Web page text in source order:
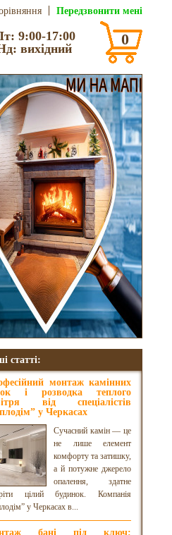
Передзвонити мені
9:00-17:00
вихідний
0
статті:
монтаж камінних
і розводка теплого
від спеціалістів
у Черкасах
Сучасний камін — це
не лише елемент
комфорту та затишку,
а й потужне джерело
опалення, здатне
цілий будинок. Компанія
у Черкасах в...
бані під ключ: